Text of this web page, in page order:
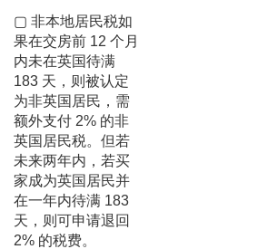
▢ 非本地居民税如
果在交房前 12 个月
内未在英国待满
183 天，则被认定
为非英国居民，需
额外支付 2% 的非
英国居民税。但若
未来两年内，若买
家成为英国居民并
在一年内待满 183
天，则可申请退回
2% 的税费。